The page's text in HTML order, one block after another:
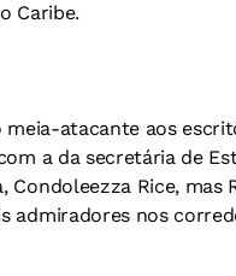
Caribe.
meia-atacante aos
a da secretária de
Condoleezza Rice, mas
admiradores nos